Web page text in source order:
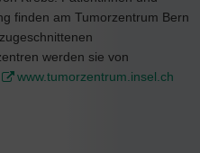
finden am Tumorzentrum Bern
werden sie von
www.tumorzentrum.insel.ch